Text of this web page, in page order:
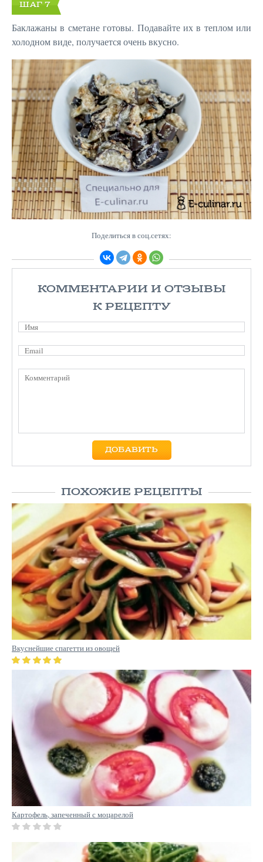
ШАГ 7
Баклажаны в сметане готовы. Подавайте их в теплом или
холодном виде, получается очень вкусно.
Поделиться в соц.сетях:
КОММЕНТАРИИ И ОТЗЫВЫ
К РЕЦЕПТУ
ПОХОЖИЕ РЕЦЕПТЫ
Вкуснейшие спагетти из овощей
Картофель, запеченный с моцарелой